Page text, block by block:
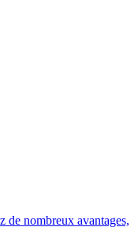
de nombreux avantages,